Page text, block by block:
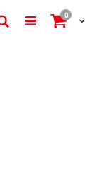
Cart
0Artikel
Suche